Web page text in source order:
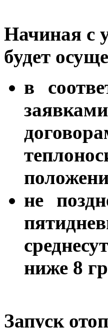
Начиная с
будет
в
не
ниже 8
Запуск